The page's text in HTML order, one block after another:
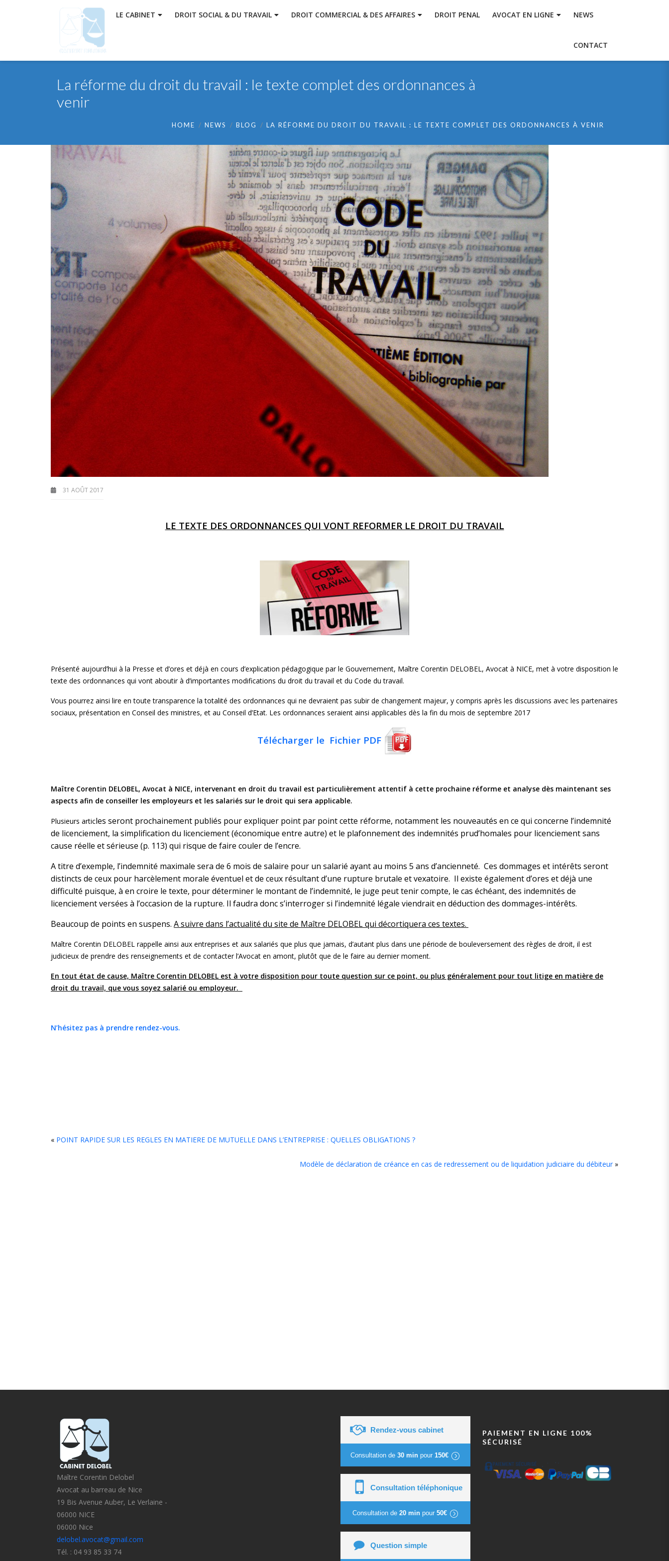
LE CABINET DROIT SOCIAL & DU TRAVAIL DROIT COMMERCIAL & DES AFFAIRES DROIT PENAL AVOCAT EN LIGNE NEWS
CONTACT
La réforme du droit du travail : le texte complet des ordonnances à
venir
HOME NEWS BLOG LA RÉFORME DU DROIT DU TRAVAIL : LE TEXTE COMPLET DES ORDONNANCES À VENIR
31 AOÛT 2017
LE TEXTE DES ORDONNANCES QUI VONT REFORMER LE DROIT DU TRAVAIL
Présenté aujourd’hui à la Presse et d’ores et déjà en cours d’explication pédagogique par le Gouvernement, Maître Corentin DELOBEL, Avocat à NICE, met à votre disposition le
texte des ordonnances qui vont aboutir à d’importantes modifications du droit du travail et du Code du travail.
Vous pourrez ainsi lire en toute transparence la totalité des ordonnances qui ne devraient pas subir de changement majeur, y compris après les discussions avec les partenaires
sociaux, présentation en Conseil des ministres, et au Conseil d’Etat. Les ordonnances seraient ainsi applicables dès la fin du mois de septembre 2017
Télécharger le Fichier PDF
Maître Corentin DELOBEL, Avocat à NICE, intervenant en droit du travail est particulièrement attentif à cette prochaine réforme et analyse dès maintenant ses
aspects afin de conseiller les employeurs et les salariés sur le droit qui sera applicable.
Plusieurs articles seront prochainement publiés pour expliquer point par point cette réforme, notamment les nouveautés en ce qui concerne l’indemnité
de licenciement, la simplification du licenciement (économique entre autre) et le plafonnement des indemnités prud’homales pour licenciement sans
cause réelle et sérieuse (p. 113) qui risque de faire couler de l’encre.
A titre d’exemple, l’indemnité maximale sera de 6 mois de salaire pour un salarié ayant au moins 5 ans d’ancienneté. Ces dommages et intérêts seront
distincts de ceux pour harcèlement morale éventuel et de ceux résultant d’une rupture brutale et vexatoire. Il existe également d’ores et déjà une
difficulté puisque, à en croire le texte, pour déterminer le montant de l’indemnité, le juge peut tenir compte, le cas échéant, des indemnités de
licenciement versées à l’occasion de la rupture. Il faudra donc s’interroger si l’indemnité légale viendrait en déduction des dommages-intérêts.
Beaucoup de points en suspens. A suivre dans l’actualité du site de Maître DELOBEL qui décortiquera ces textes.
Maître Corentin DELOBEL rappelle ainsi aux entreprises et aux salariés que plus que jamais, d’autant plus dans une période de bouleversement des règles de droit, il est
judicieux de prendre des renseignements et de contacter l’Avocat en amont, plutôt que de le faire au dernier moment.
En tout état de cause, Maître Corentin DELOBEL est à votre disposition pour toute question sur ce point, ou plus généralement pour tout litige en matière de
droit du travail, que vous soyez salarié ou employeur.
N’hésitez pas à prendre rendez-vous.
« POINT RAPIDE SUR LES REGLES EN MATIERE DE MUTUELLE DANS L’ENTREPRISE : QUELLES OBLIGATIONS ?
Modèle de déclaration de créance en cas de redressement ou de liquidation judiciaire du débiteur »
Maître Corentin Delobel
Avocat au barreau de Nice
19 Bis Avenue Auber, Le Verlaine -
06000 NICE
06000 Nice
delobel.avocat@gmail.com
Tél. : 04 93 85 33 74
Rendez-vous cabinet
Consultation de 30 min pour 150€
Consultation téléphonique
Consultation de 20 minpour 50€
Question simple
PAIEMENT EN LIGNE 100%
SÉCURISÉ